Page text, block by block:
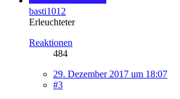
basti1012
Erleuchteter
Reaktionen
484
29. Dezember 2017 um 18:07
#3